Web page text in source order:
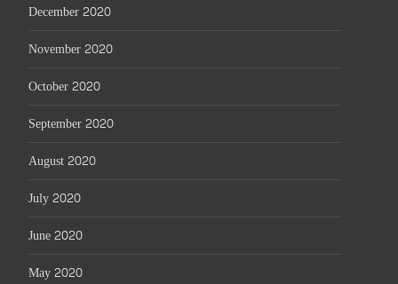
December 2020
November 2020
October 2020
September 2020
August 2020
July 2020
June 2020
May 2020